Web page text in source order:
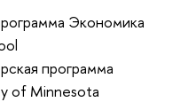
Экономика
программа
of Minnesota